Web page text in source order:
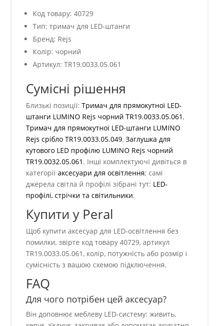
Код товару: 40729
Тип: тримач для LED-штанги
Бренд: Rejs
Колір: чорний
Артикул: TR19.0033.05.061
Сумісні рішення
Близькі позиції:Тримач для прямокутної LED-
штанги LUMINO Rejs чорний TR19.0033.05.061 ,
Тримач для прямокутної LED-штанги LUMINO
Rejs срібло TR19.0033.05.049,Заглушка для
кутового LED профілю LUMINO Rejs чорний
TR19.0032.05.061 . Інші комплектуючі дивіться в
категоріїаксесуари для освітлення; самі
джерела світла й профілі зібрані тут: LED-
профілі, стрічки та світильники.
Купити у Peral
Щоб купити аксесуар для LED-освітлення без
помилки, звірте код товару 40729, артикул
TR19.0033.05.061, колір, потужність або розмір і
сумісність з вашою схемою підключення.
FAQ
Для чого потрібен цей аксесуар?
Він доповнює меблеву LED-систему: живить,